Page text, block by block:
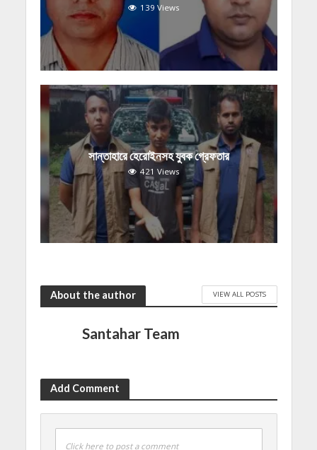
139 Views
সান্তাহারে হেরোইনসহ যুবক গ্রেফতার
421 Views
About the author VIEW ALL POSTS
Santahar Team
Add Comment
Click here to post a comment